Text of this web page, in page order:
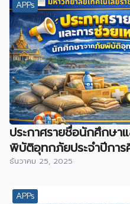
APPs
ประกาศรายชื่อนักศึกษา
พิบัติอุทกภัยประจำปีกา
ธันวาคม 25, 2025
APPs